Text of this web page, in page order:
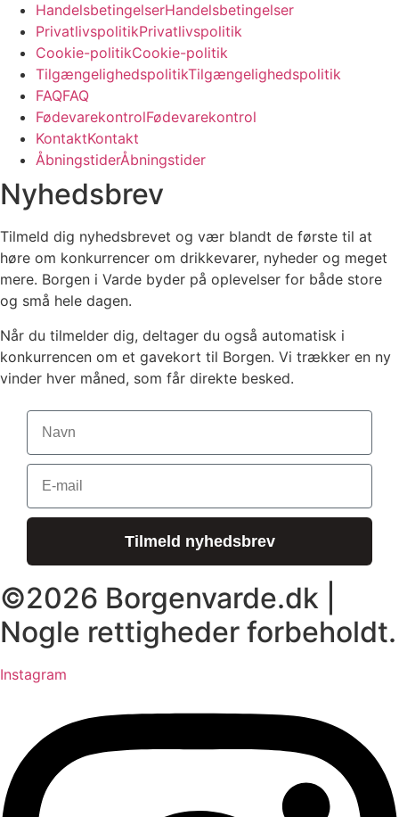
HandelsbetingelserHandelsbetingelser
PrivatlivspolitikPrivatlivspolitik
Cookie-politikCookie-politik
TilgængelighedspolitikTilgængelighedspolitik
FAQFAQ
FødevarekontrolFødevarekontrol
KontaktKontakt
ÅbningstiderÅbningstider
Nyhedsbrev
Tilmeld dig nyhedsbrevet og vær blandt de første til at
høre om konkurrencer om drikkevarer, nyheder og meget
mere. Borgen i Varde byder på oplevelser for både store
og små hele dagen.
Når du tilmelder dig, deltager du også automatisk i
konkurrencen om et gavekort til Borgen. Vi trækker en ny
vinder hver måned, som får direkte besked.
Navn
E-mail
Tilmeld nyhedsbrev
©2026 Borgenvarde.dk |
Nogle rettigheder forbeholdt.
Instagram